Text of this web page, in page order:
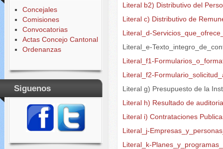
Concejales
Comisiones
Convocatorias
Actas Concejo Cantonal
Ordenanzas
Siguenos
Literal b2) Distributivo del
Literal c) Distributivo de
Literal_d-
Literal_e-
Literal_f1-
Literal_f2-
Literal g) Presupuesto de la
Literal h) Resultado de
Literal i) Contrataciones
Literal_j-
Literal_k-